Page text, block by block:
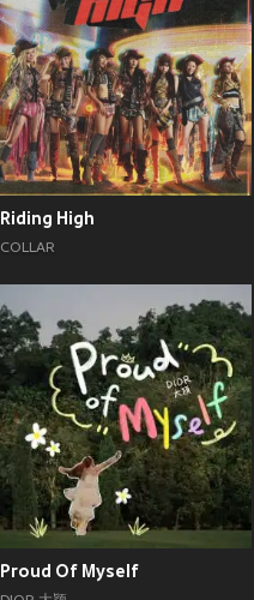
Riding High
COLLAR
Proud Of Myself